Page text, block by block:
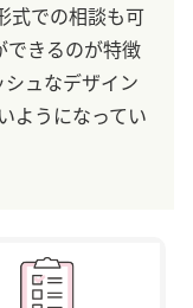
式での相談も可
できるのが特徴
ュなデザイン
ようになってい